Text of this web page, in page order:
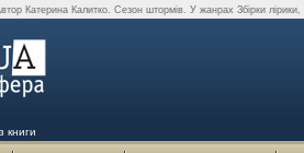
Катерина Калитко. Сезон штормів. У жанрах Збірки
книги